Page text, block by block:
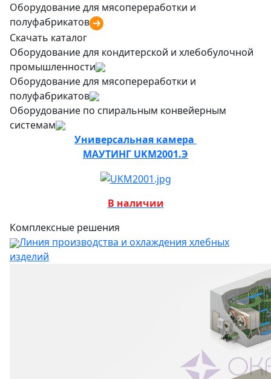
Оборудование для мясопереработки и
полуфабрикатов
Скачать каталог
Оборудование для кондитерской и хлебобулочной
промышленности
Оборудование для мясопереработки и
полуфабрикатов
Оборудование по спиральным конвейерным
системам
Универсальная камера
МАУТИНГ UKM2001.Э
В наличии
Комплексные решения
Линия производства и охлаждения хлебных
изделий